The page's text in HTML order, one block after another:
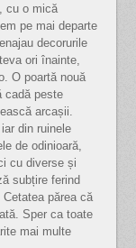
cu o mică
pe mai departe
decorurile
ori înainte,
O poartă nouă
cadă peste
arcașii.
din ruinele
de odinioară,
cu diverse și
subțire ferind
părea că
Sper ca toate
mai multe